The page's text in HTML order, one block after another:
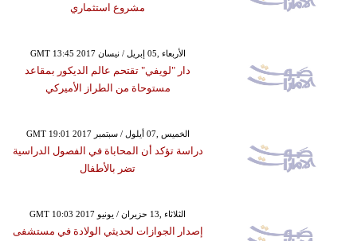
مشروع استثماري
GMT 13:45 2017 الأربعاء ,05 إبريل / نيسان
دار "لويفي" تقتحم عالم الديكور بمقاعد
مستوحاة من الطراز الأميركي
GMT 19:01 2017 الخميس ,07 أيلول / سبتمبر
دراسة تؤكد أن المحاباة في الفصول الدراسية
تضر بالأطفال
GMT 10:03 2017 الثلاثاء ,13 حزيران / يونيو
إصدار الجوازات لحديثي الولادة في مستشفى